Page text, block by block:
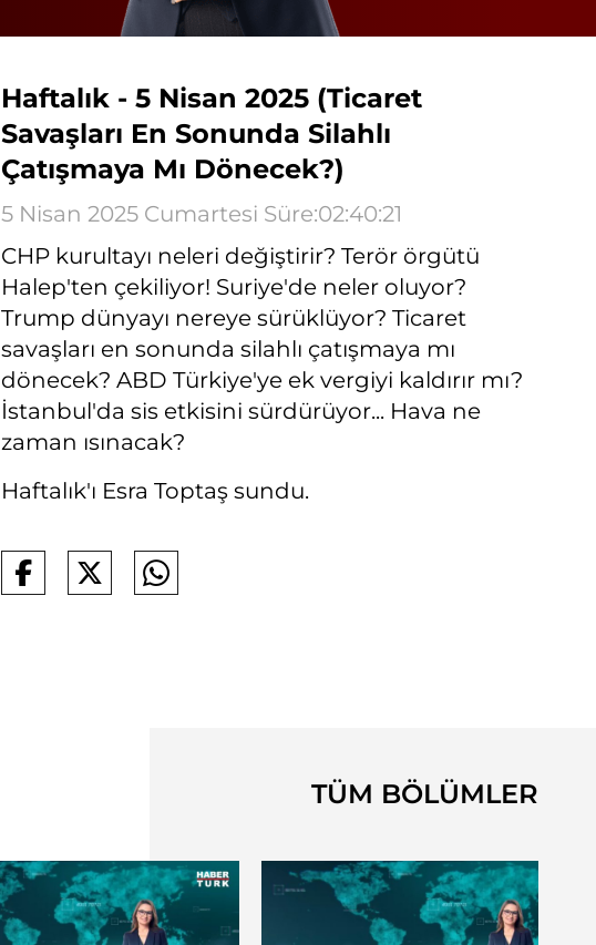
Haftalık - 5 Nisan 2025 (Ticaret
Savaşları En Sonunda Silahlı
Çatışmaya Mı Dönecek?)
5 Nisan 2025 Cumartesi Süre:02:40:21
CHP kurultayı neleri değiştirir? Terör örgütü
Halep'ten çekiliyor! Suriye'de neler oluyor?
Trump dünyayı nereye sürüklüyor? Ticaret
savaşları en sonunda silahlı çatışmaya mı
dönecek? ABD Türkiye'ye ek vergiyi kaldırır mı?
İstanbul'da sis etkisini sürdürüyor... Hava ne
zaman ısınacak?
Haftalık'ı Esra Toptaş sundu.
TÜM BÖLÜMLER